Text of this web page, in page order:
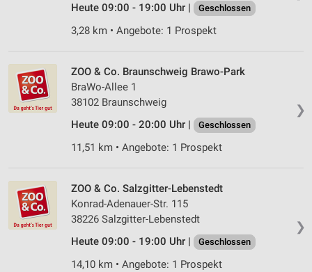
Heute 09:00 - 19:00 Uhr |
Geschlossen
3,28 km • Angebote: 1 Prospekt
❯
ZOO & Co. Braunschweig Brawo-Park
BraWo-Allee 1
38102 Braunschweig
Heute 09:00 - 20:00 Uhr |
Geschlossen
11,51 km • Angebote: 1 Prospekt
❯
ZOO & Co. Salzgitter-Lebenstedt
Konrad-Adenauer-Str. 115
38226 Salzgitter-Lebenstedt
Heute 09:00 - 19:00 Uhr |
Geschlossen
14,10 km • Angebote: 1 Prospekt
Entwicklung und Verbesserung der Angebote
Verwendung reduzierter Daten zur Auswahl von
Inhalten
IAB-Besonderheiten:
Verwendung genauer Standortdaten
Geräte anhand von aktiv angeforderten
Nicht-IAB-Verarbeitungszwecke:
Notwendig
Performance